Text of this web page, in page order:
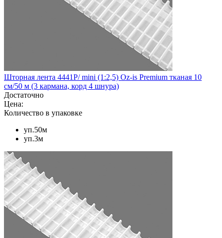
Шторная лента 4441P/ mini (1:2,5) Oz-is Premium тканая 10
см/50 м (3 кармана, корд 4 шнура)
Достаточно
Цена:
Количество в упаковке
уп.50м
уп.3м